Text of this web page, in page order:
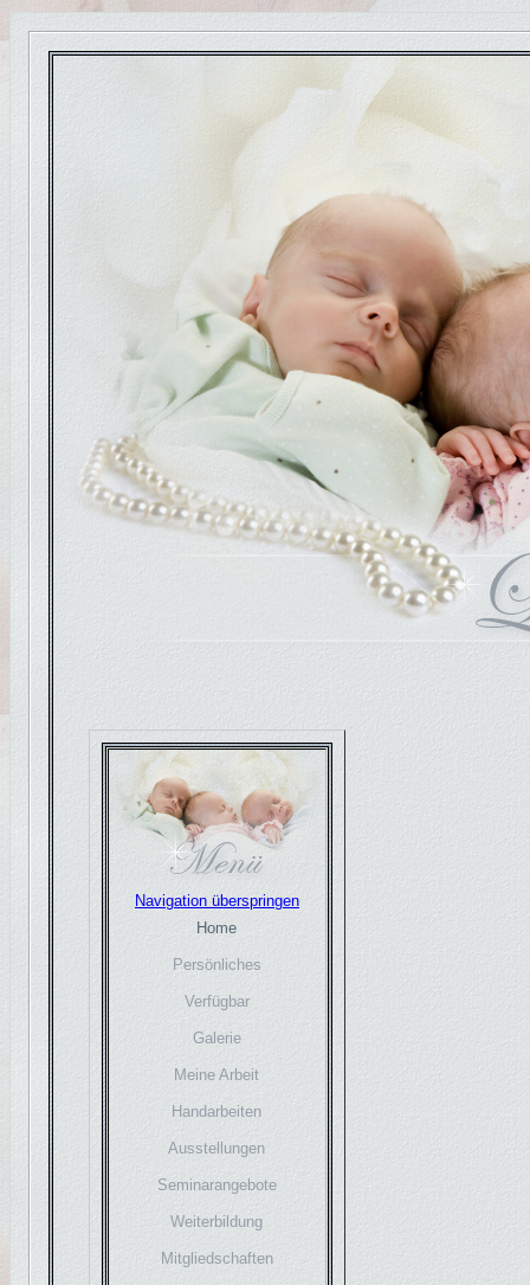
Navigation überspringen
Home
Persönliches
Verfügbar
Galerie
Meine Arbeit
Handarbeiten
Ausstellungen
Seminarangebote
Weiterbildung
Mitgliedschaften